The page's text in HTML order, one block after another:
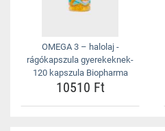
OMEGA 3 – halolaj -
rágókapszula gyerekeknek-
120 kapszula Biopharma
10510 Ft